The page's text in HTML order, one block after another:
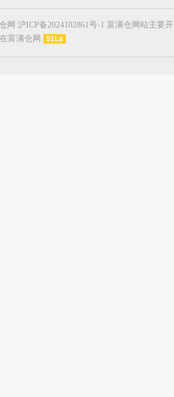
网 沪ICP备2024102861号-1 富满仓网站主
富满仓网
51La